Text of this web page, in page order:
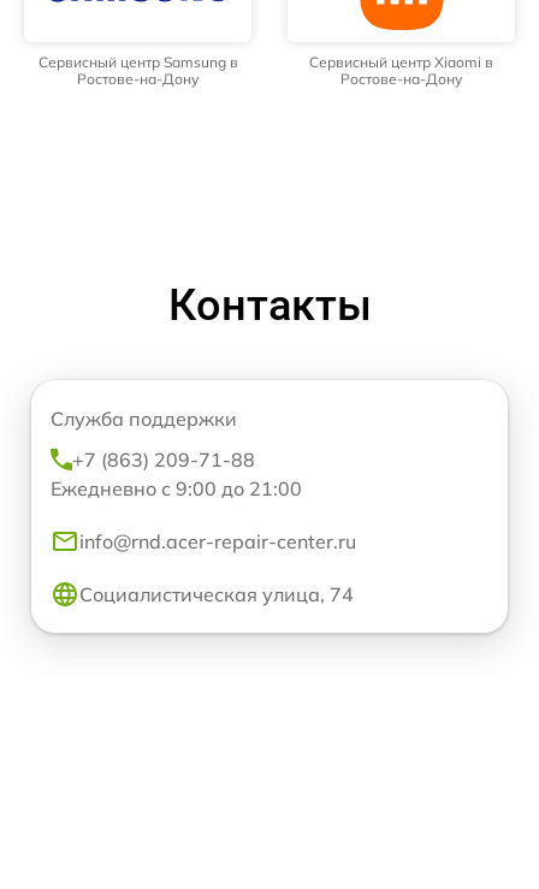
Сервисный центр Samsung в
Ростове-на-Дону
Сервисный центр Xiaomi в
Ростове-на-Дону
Контакты
Служба поддержки
+7 (863) 209-71-88
Ежедневно с 9:00 до 21:00
info@rnd.acer-repair-center.ru
Социалистическая улица, 74